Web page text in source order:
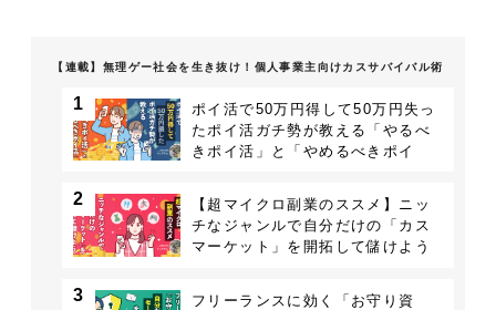
【連載】無理ゲー社会を生き抜け！個人事業主向けカスサバイバル術
1
ポイ活で50万円得して50万円失っ
たポイ活ガチ勢が教える「やるべ
きポイ活」と「やめるべきポイ
2
【超マイクロ副業のススメ】ニッ
チなジャンルで自分だけの「カス
マーケット」を開拓して儲けよう
3
フリーランスに効く「お守り資